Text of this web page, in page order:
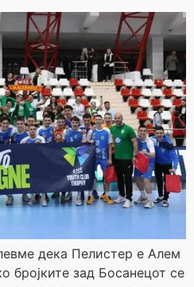
дека Пелистер е Алем
бројките зад Босанецот се